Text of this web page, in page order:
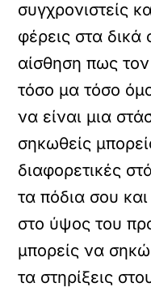
συγχρονιστείς
φέρεις στα
αίσθηση πως τον
τόσο μα τόσο
να είναι μια
σηκωθείς
διαφορετικές
τα πόδια σου
στο ύψος του
μπορείς να
τα στηρίξεις